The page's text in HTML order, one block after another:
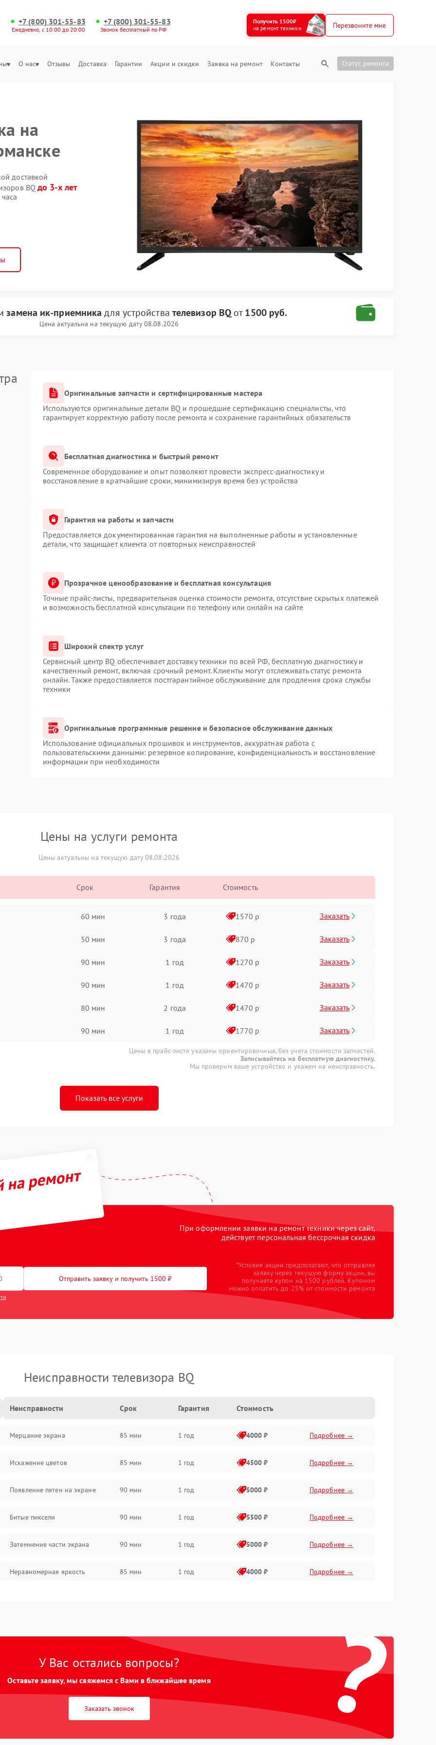
+7 (800) 301-55-83
Ежедневно, с 10:00 до 20:00
+7 (800) 301-55-83
Звонок бесплатный по РФ
Получить 1500₽
на ремонт техники
Перезвоните мне
О нас Отзывы Доставка Гарантии Акции и скидки Заявка на ремонт Контакты Статус ремонта
на
доставкой
BQ до 3-х лет
замена ик-приемника для устройства телевизор BQ от1500 руб.
Цена актуальна на текущую дату 08.08.2026
Оригинальные запчасти и сертифицированные мастера
Используются оригинальные детали BQ и прошедшие сертификацию специалисты, что
гарантирует корректную работу после ремонта и сохранение гарантийных обязательств
Бесплатная диагностика и быстрый ремонт
Современное оборудование и опыт позволяют провести экспресс-диагностику и
восстановление в кратчайшие сроки, минимизируя время без устройства
Гарантия на работы и запчасти
Предоставляется документированная гарантия на выполненные работы и установленные
детали, что защищает клиента от повторных неисправностей
Прозрачное ценообразование и бесплатная консультация
Точные прайс-листы, предварительная оценка стоимости ремонта, отсутствие скрытых платежей
и возможность бесплатной консультации по телефону или онлайн на сайте
Широкий спектр услуг
Сервисный центр BQ обеспечивает доставку техники по всей РФ, бесплатную диагностику и
качественный ремонт, включая срочный ремонт. Клиенты могут отслеживать статус ремонта
онлайн. Также предоставляется постгарантийное обслуживание для продления срока службы
техники
Оригинальные программные решение и безопасное обслуживание данных
Использование официальных прошивок и инструментов, аккуратная работа с
пользовательскими данными: резервное копирование, конфиденциальность и восстановление
информации при необходимости
Цены на услуги ремонта
Цены актуальны на текущую дату 08.08.2026
Срок Гарантия Стоимость
60 мин 3 года 1570 р Заказать
50 мин 3 года 870 р Заказать
90 мин 1 год 1270 р Заказать
90 мин 1 год 1470 р Заказать
80 мин 2 года 1470 р Заказать
90 мин 1 год 1770 р Заказать
Цены в прайс-листе указаны ориентировочные, без учета стоимости запчастей.
Записывайтесь на бесплатную диагностику.
Мы проверим ваше устройство и укажем на неисправность.
Показать все услуги
ремонт
При оформлении заявки на ремонт техники через сайт,
действует персональная бессрочная скидка
Отправить заявку и получить 1500 ₽
*Условия акции предполагают, что отправляя
заявку через текущую форму акции, вы
получаете купон на 1500 рублей. Купоном
можно оплатить до 25% от стоимости ремонта
Неисправности телевизора BQ
Неисправности Срок Гарантия Стоимость
Мерцание экрана 85 мин 1 год 4000 ₽ Подробнее →
Искажение цветов 85 мин 1 год 4500 ₽ Подробнее →
Появление пятен на экране 90 мин 1 год 5000 ₽ Подробнее →
Битые пиксели 90 мин 1 год 5500 ₽ Подробнее →
Затемнение части экрана 90 мин 1 год 5000 ₽ Подробнее →
Неравномерная яркость 85 мин 1 год 4000 ₽ Подробнее →
?
У Вас остались вопросы?
Оставьте заявку, мы свяжемся с Вами в ближайшее время
Заказать звонок